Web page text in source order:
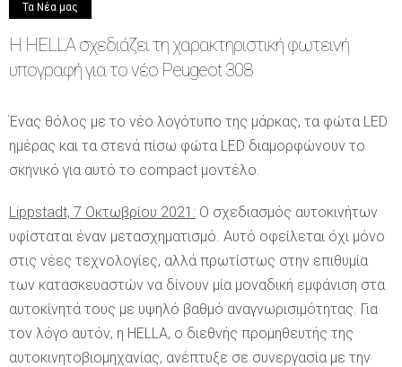
Τα Νέα μας
Η HELLA σχεδιάζει τη χαρακτηριστική φωτεινή
υπογραφή για το νέο Peugeot 308
Ένας θόλος με το νέο λογότυπο της μάρκας, τα φώτα LED
ημέρας και τα στενά πίσω φώτα LED διαμορφώνουν το
σκηνικό για αυτό το compact μοντέλο.
Lippstadt, 7 Οκτωβρίου 2021: Ο σχεδιασμός αυτοκινήτων
υφίσταται έναν μετασχηματισμό. Αυτό οφείλεται όχι μόνο
στις νέες τεχνολογίες, αλλά πρωτίστως στην επιθυμία
των κατασκευαστών να δίνουν μία μοναδική εμφάνιση στα
αυτοκίνητά τους με υψηλό βαθμό αναγνωρισιμότητας. Για
τον λόγο αυτόν, η HELLA, ο διεθνής προμηθευτής της
αυτοκινητοβιομηχανίας, ανέπτυξε σε συνεργασία με την